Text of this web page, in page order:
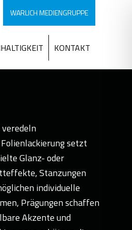
WARLICH MEDIENGRUPPE
KONTAKT
setzt
Glanz- oder
Stanzungen
individuelle
Prägungen schaffen
Akzente und